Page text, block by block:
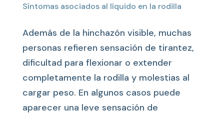
Síntomas asociados al líquido en la rodilla
Además de la hinchazón visible, muchas
personas refieren sensación de tirantez,
dificultad para flexionar o extender
completamente la rodilla y molestias al
cargar peso. En algunos casos puede
aparecer una leve sensación de